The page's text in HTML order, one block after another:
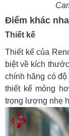
Điểm khác
Thiết kế
Thiết kế của
biệt về kích
chính hãng có
thiết kế mỏng
trọng lượng nhẹ